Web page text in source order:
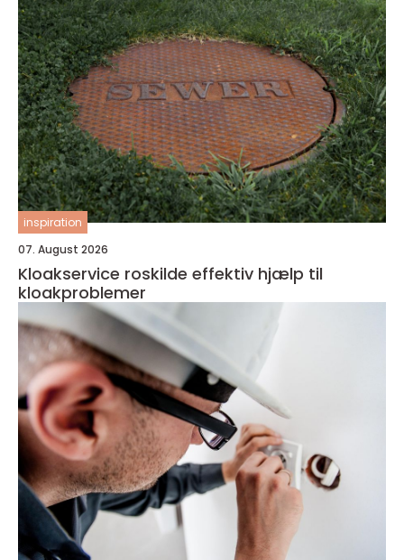
inspiration
07. August 2026
Kloakservice roskilde effektiv hjælp til
kloakproblemer